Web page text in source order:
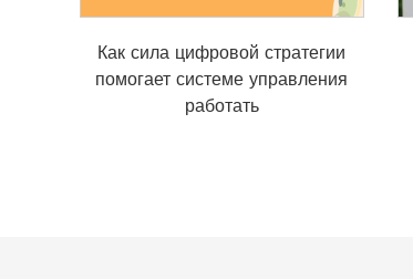
Как сила цифровой стратегии
помогает системе управления
работать